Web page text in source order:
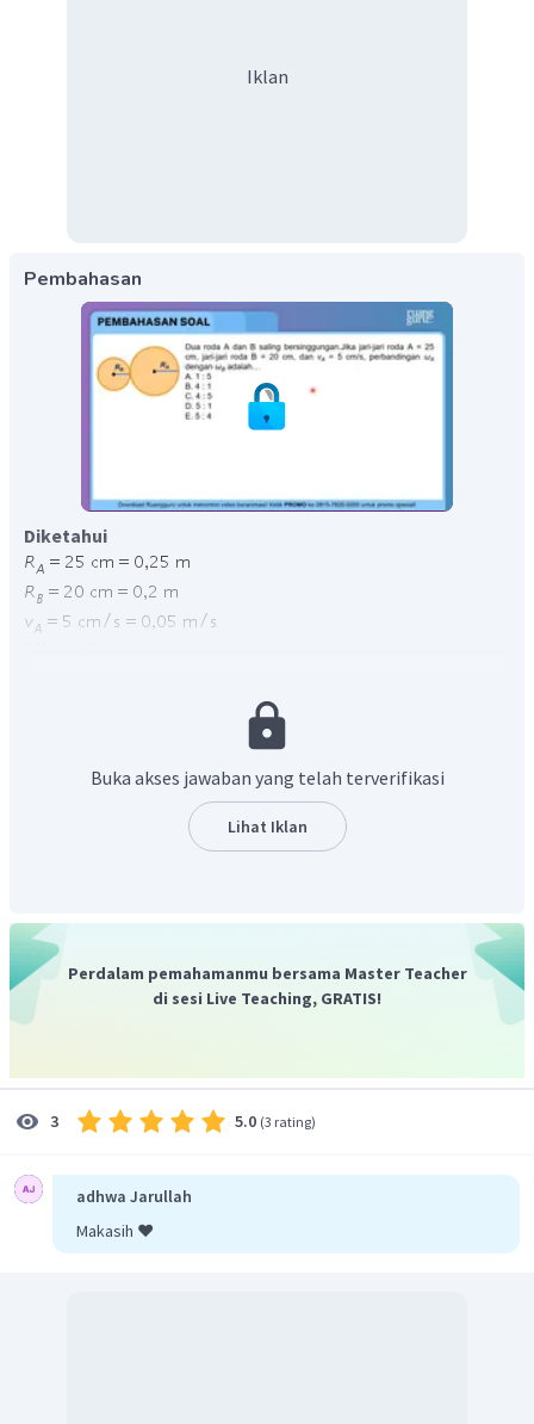
Iklan
Pembahasan
Diketahui
adalah sudut yang ditempuh selama satu
Kedua roda saling bersinggungan, sehingga berlaku
Dengan demikian, perbandingan
Buka akses jawaban yang telah terverifikasi
Lihat Iklan
Perdalam pemahamanmu bersama Master Teacher
di sesi Live Teaching, GRATIS!
3 5.0 (3 rating)
adhwa Jarullah
Makasih ❤️